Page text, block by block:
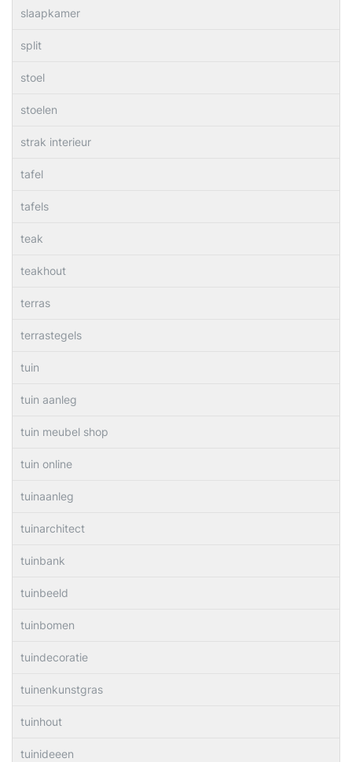
slaapkamer
split
stoel
stoelen
strak interieur
tafel
tafels
teak
teakhout
terras
terrastegels
tuin
tuin aanleg
tuin meubel shop
tuin online
tuinaanleg
tuinarchitect
tuinbank
tuinbeeld
tuinbomen
tuindecoratie
tuinenkunstgras
tuinhout
tuinideeen